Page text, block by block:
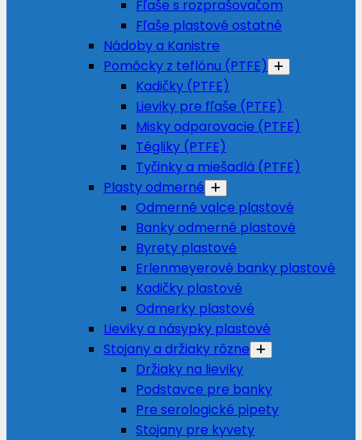
Fľaše s rozprašovačom
Fľaše plastové ostatné
Nádoby a Kanistre
Pomôcky z teflónu (PTFE)
Kadičky (PTFE)
Lieviky pre fľaše (PTFE)
Misky odparovacie (PTFE)
Tégliky (PTFE)
Tyčinky a miešadlá (PTFE)
Plasty odmerné
Odmerné valce plastové
Banky odmerné plastové
Byrety plastové
Erlenmeyerové banky plastové
Kadičky plastové
Odmerky plastové
Lieviky a násypky plastové
Stojany a držiaky rôzne
Držiaky na lieviky
Podstavce pre banky
Pre serologické pipety
Stojany pre kyvety